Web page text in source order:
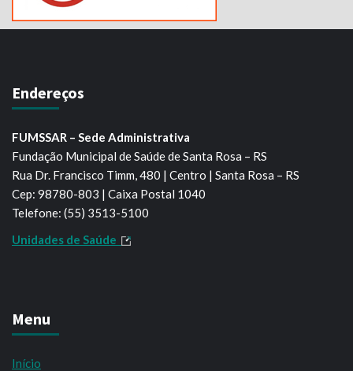
Endereços
FUMSSAR – Sede Administrativa
Fundação Municipal de Saúde de Santa Rosa – RS
Rua Dr. Francisco Timm, 480 | Centro | Santa Rosa – RS
Cep: 98780-803 | Caixa Postal 1040
Telefone: (55) 3513-5100
Unidades de Saúde
Menu
Início